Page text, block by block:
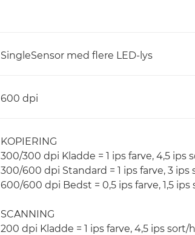
SingleSensor med flere LED-lys
600 dpi
KOPIERING
300/300 dpi Kladde = 1 ips farve, 4,5 ips
300/600 dpi Standard = 1 ips farve, 3 ips
600/600 dpi Bedst = 0,5 ips farve, 1,5 ips
SCANNING
200 dpi Kladde = 1 ips farve, 4,5 ips sort/